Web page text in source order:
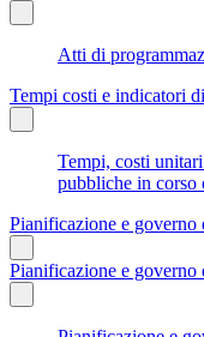
Atti di
Tempi costi e indicatori
Tempi, costi
pubbliche in corso
Pianificazione e governo
Pianificazione e governo